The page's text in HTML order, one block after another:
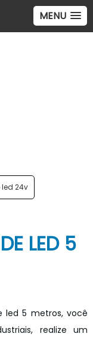
MENU
24v
LED 5
led 5 metros, você
realize um